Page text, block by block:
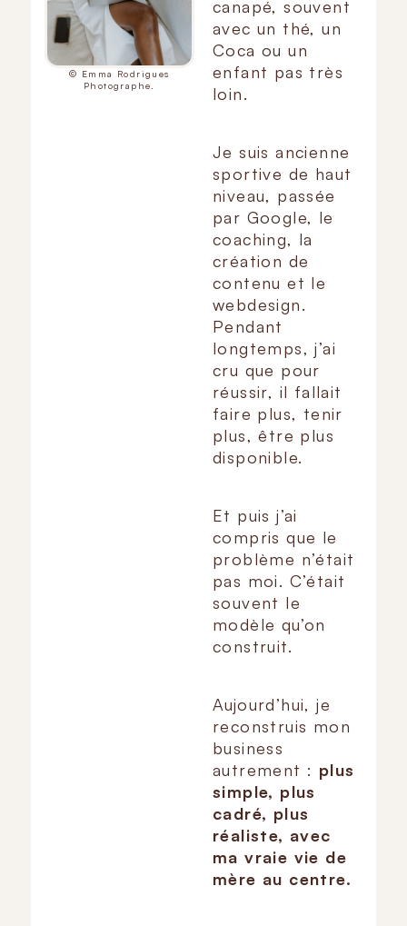
©️ Emma Rodrigues
Photographe.
canapé, souvent
avec un thé, un
Coca ou un
enfant pas très
loin.
Je suis ancienne
sportive de haut
niveau, passée
par Google, le
coaching, la
création de
contenu et le
webdesign.
Pendant
longtemps, j’ai
cru que pour
réussir, il fallait
faire plus, tenir
plus, être plus
disponible.
Et puis j’ai
compris que le
problème n’était
pas moi. C’était
souvent le
modèle qu’on
construit.
Aujourd’hui, je
reconstruis mon
business
autrement : plus
simple, plus
cadré, plus
réaliste, avec
ma vraie vie de
mère au centre.